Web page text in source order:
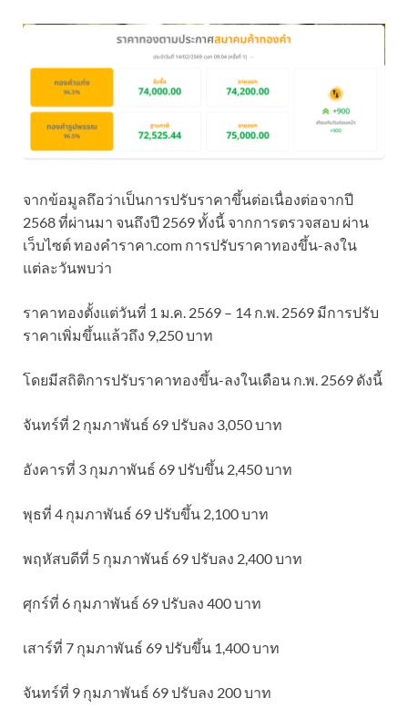
จากข้อมูลถึอว่าเป็นการปรับราคาขึ้นต่อเนื่องต่อจากปี
2568 ที่ผ่านมา จนถึงปี 2569 ทั้งนี้ จากการตรวจสอบ ผ่าน
เว็บไซต์ ทองคำราคา.com การปรับราคาทองขึ้น-ลงใน
แต่ละวันพบว่า
ราคาทองตั้งแต่วันที่ 1 ม.ค. 2569 – 14 ก.พ. 2569 มีการปรับ
ราคาเพิ่มขึ้นแล้วถึง 9,250 บาท
โดยมีสถิติการปรับราคาทองขึ้น-ลงในเดือน ก.พ. 2569 ดังนี้
จันทร์ที่ 2 กุมภาพันธ์ 69 ปรับลง 3,050 บาท
อังคารที่ 3 กุมภาพันธ์ 69 ปรับขึ้น 2,450 บาท
พุธที่ 4 กุมภาพันธ์ 69 ปรับขึ้น 2,100 บาท
พฤหัสบดีที่ 5 กุมภาพันธ์ 69 ปรับลง 2,400 บาท
ศุกร์ที่ 6 กุมภาพันธ์ 69 ปรับลง 400 บาท
เสาร์ที่ 7 กุมภาพันธ์ 69 ปรับขึ้น 1,400 บาท
จันทร์ที่ 9 กุมภาพันธ์ 69 ปรับลง 200 บาท